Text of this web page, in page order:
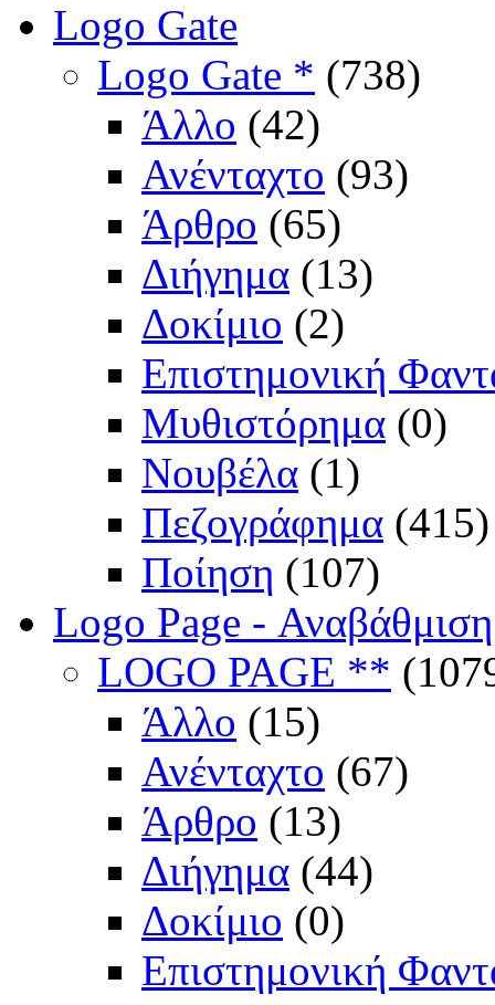
Logo Gate
Logo Gate * (738)
Άλλο (42)
Ανένταχτο (93)
Άρθρο (65)
Διήγημα (13)
Δοκίμιο (2)
Επιστημονική
Μυθιστόρημα (0)
Νουβέλα (1)
Πεζογράφημα (415)
Ποίηση (107)
Logo Page -
LOGO PAGE **
Άλλο (15)
Ανένταχτο (67)
Άρθρο (13)
Διήγημα (44)
Δοκίμιο (0)
Επιστημονική